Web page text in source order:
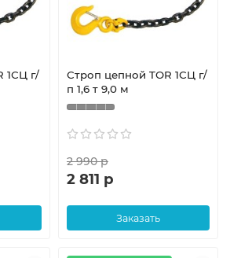
1СЦ г/
Строп цепной TOR 1СЦ г/
п 1,6 т 9,0 м
2 990 р
2 811 р
Заказать